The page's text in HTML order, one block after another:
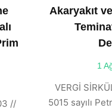
//
Akaryakıt
1
VERGİ
5015 sayılı